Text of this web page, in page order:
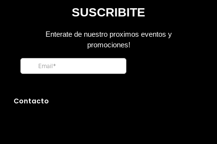
Contacto